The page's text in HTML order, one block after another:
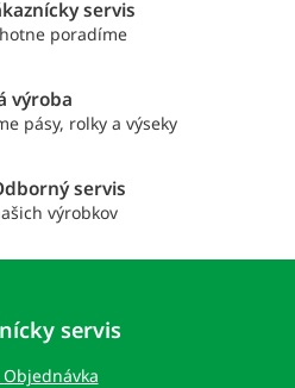
i
e
r
v
k
v
ý
p
servis
poradíme
výroba
pásy, rolky a výseky
servis
výrobkov
servis